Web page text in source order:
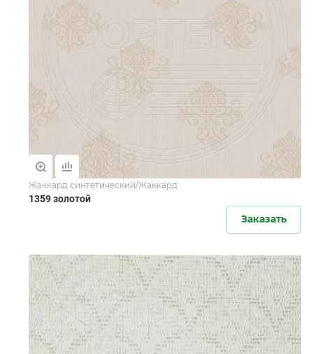
Жаккард синтетический/Жаккард
1359 золотой
Заказать